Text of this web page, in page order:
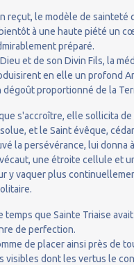
reçut, le modèle de sainteté
à une haute piété un
préparé.
et de son Divin Fils, la
en elle un profond
dégoût proportionné de la
s'accroître, elle sollicita de
et le Saint évêque,
la persévérance, lui donna
une étroite cellule et
y vaquer plus
temps que Sainte Triaise
de perfection.
de placer ainsi près de
visibles dont les vertus le